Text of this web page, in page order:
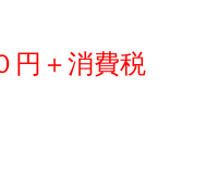
円＋消費税